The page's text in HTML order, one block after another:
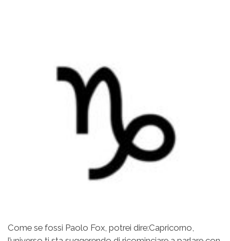
Come se fossi Paolo Fox, potrei dire:Capricorno,